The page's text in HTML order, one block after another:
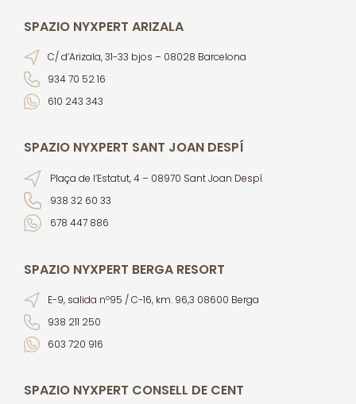
SPAZIO NYXPERT ARIZALA
C/ d’Arizala, 31-33 bjos – 08028 Barcelona
934 70 52 16
610 243 343
SPAZIO NYXPERT SANT JOAN DESPÍ
Plaça de l’Estatut, 4 – 08970 Sant Joan Despí
938 32 60 33
678 447 886
SPAZIO NYXPERT BERGA RESORT
E-9, salida nº95 / C-16, km. 96,3 08600 Berga
938 211 250
603 720 916
SPAZIO NYXPERT CONSELL DE CENT